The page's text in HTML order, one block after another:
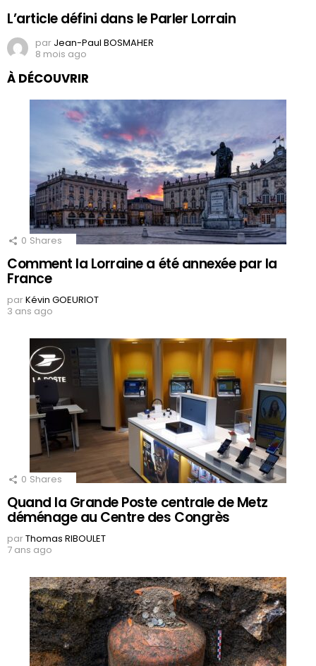
L’article défini dans le Parler Lorrain
par Jean-Paul BOSMAHER
8 mois ago
À DÉCOUVRIR
0 Shares
Comment la Lorraine a été annexée par la
France
parKévin GOEURIOT
3 ans ago
0 Shares
Quand la Grande Poste centrale de Metz
déménage au Centre des Congrès
parThomas RIBOULET
7 ans ago